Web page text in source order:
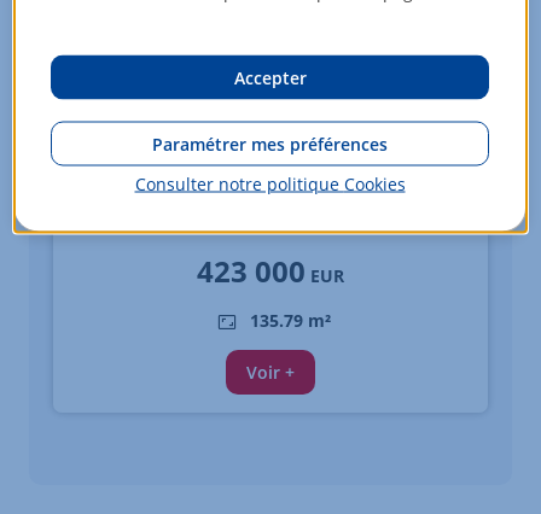
Maison - 5 pièces
STUTZHEIM OFFENHEIM
423 000 EUR
135.79 m²
Voir +
Accepter
Paramétrer mes préférences
Consulter notre politique Cookies